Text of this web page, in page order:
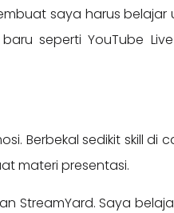
saya harus belajar
seperti YouTube
Berbekal sedikit skill di
materi presentasi.
StreamYard. Saya